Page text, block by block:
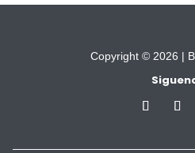
Copyright © 2026 |